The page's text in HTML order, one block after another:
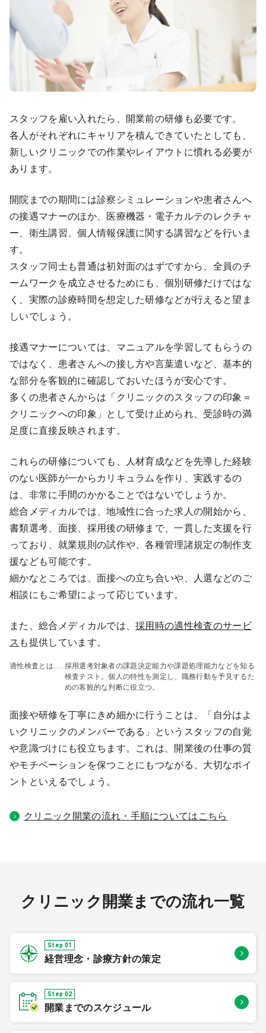
スタッフを雇い入れたら、開業前の研修も必要です。
各人がそれぞれにキャリアを積んできていたとしても、
新しいクリニックでの作業やレイアウトに慣れる必要が
あります。
開院までの期間には診察シミュレーションや患者さんへ
の接遇マナーのほか、医療機器・電子カルテのレクチャ
ー、衛生講習、個人情報保護に関する講習などを行いま
す。
スタッフ同士も普通は初対面のはずですから、全員のチ
ームワークを成立させるためにも、個別研修だけではな
く、実際の診療時間を想定した研修などが行えると望ま
しいでしょう。
接遇マナーについては、マニュアルを学習してもらうの
ではなく、患者さんへの接し方や言葉遣いなど、基本的
な部分を客観的に確認しておいたほうが安心です。
多くの患者さんからは「クリニックのスタッフの印象＝
クリニックへの印象」として受け止められ、受診時の満
足度に直接反映されます。
これらの研修についても、人材育成などを先導した経験
のない医師が一からカリキュラムを作り、実践するの
は、非常に手間のかかることではないでしょうか。
総合メディカルでは、地域性に合った求人の開始から、
書類選考、面接、採用後の研修まで、一貫した支援を行
っており、就業規則の試作や、各種管理諸規定の制作支
援なども可能です。
細かなところでは、面接への立ち合いや、人選などのご
相談にもご希望によって応じています。
また、総合メディカルでは、採用時の適性検査のサービ
ス も提供しています。
適性検査とは……採用選考対象者の課題決定能力や課題処理能力などを知る
検査テスト。個人の特性を測定し、職務行動を予見するた
めの客観的な判断に役立つ。
面接や研修を丁寧にきめ細かに行うことは、「自分はよ
いクリニックのメンバーである」というスタッフの自覚
や意識づけにも役立ちます。これは、開業後の仕事の質
やモチベーションを保つことにもつながる、大切なポイ
ントといえるでしょう。
クリニック開業の流れ・手順についてはこちら
クリニック開業までの流れ一覧
Step 01
経営理念・診療方針の策定
Step 02
開業までのスケジュール